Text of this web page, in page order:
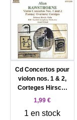
Cd Concertos pour
violon nos. 1 & 2,
Corteges Hirsch,
violon
1,99 €
1 en stock